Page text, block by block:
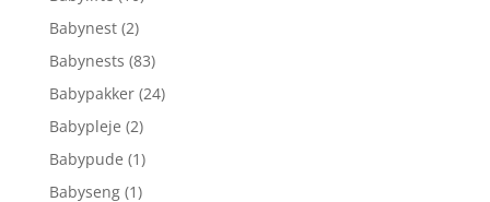
Babynest (2)
Babynests (83)
Babypakker (24)
Babypleje (2)
Babypude (1)
Babyseng (1)